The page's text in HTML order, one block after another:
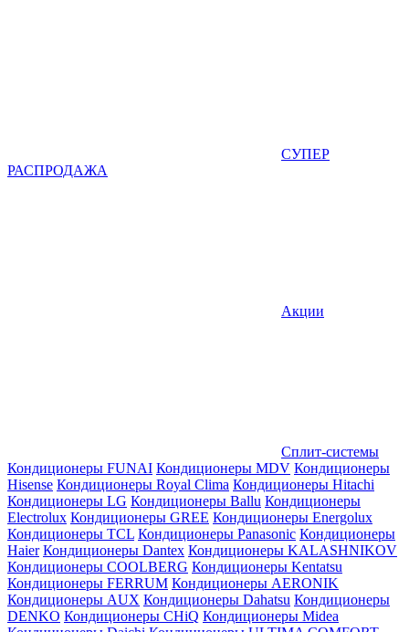
СУПЕР
РАСПРОДАЖА
Акции
Сплит-системы
Кондиционеры FUNAI Кондиционеры MDV Кондиционеры
Hisense Кондиционеры Royal Clima Кондиционеры Hitachi
Кондиционеры LG Кондиционеры Ballu Кондиционеры
Electrolux Кондиционеры GREE Кондиционеры Energolux
Кондиционеры TCL Кондиционеры Panasonic Кондиционеры
Haier Кондиционеры Dantex Кондиционеры KALASHNIKOV
Кондиционеры СOOLBERG Кондиционеры Kentatsu
Кондиционеры FERRUM Кондиционеры AERONIK
Кондиционеры AUX Кондиционеры Dahatsu Кондиционеры
DENKO Кондиционеры CHiQ Кондиционеры Midea